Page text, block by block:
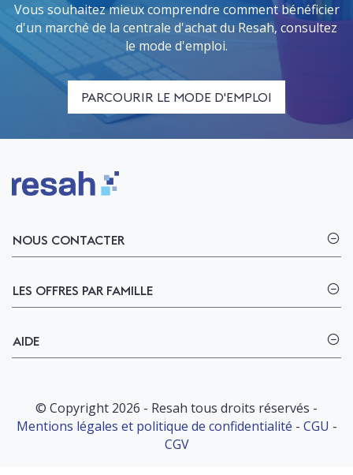
Vous souhaitez mieux comprendre comment bénéficier
d'un marché de la centrale d'achat du Resah, consultez
le mode d'emploi.
PARCOURIR LE MODE D'EMPLOI
Logo Resah
NOUS CONTACTER
LES OFFRES PAR FAMILLE
AIDE
© Copyright 2026 - Resah tous droits réservés -
Mentions légales et politique de confidentialité - CGU -
CGV